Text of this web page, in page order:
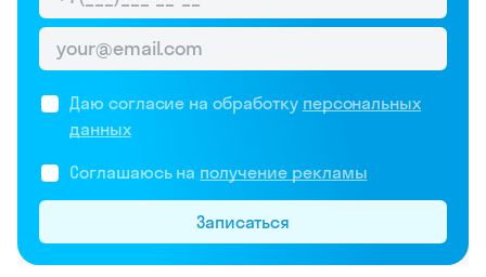
Даю согласие на обработку персональных
данных
Соглашаюсь на получение рекламы
Записаться